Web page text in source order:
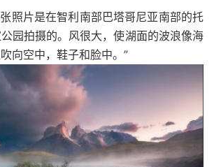
照片是在智利南部巴塔哥尼亚南部的托
园拍摄的。风很大，使湖面的波浪像海
向空中，鞋子和脸中。”